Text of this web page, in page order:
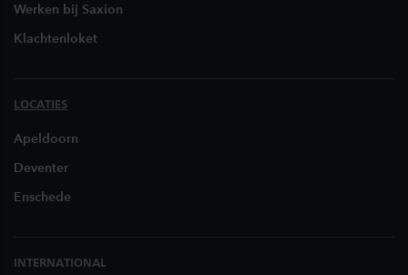
Werken bij Saxion
Klachtenloket
LOCATIES
Apeldoorn
Deventer
Enschede
INTERNATIONAL